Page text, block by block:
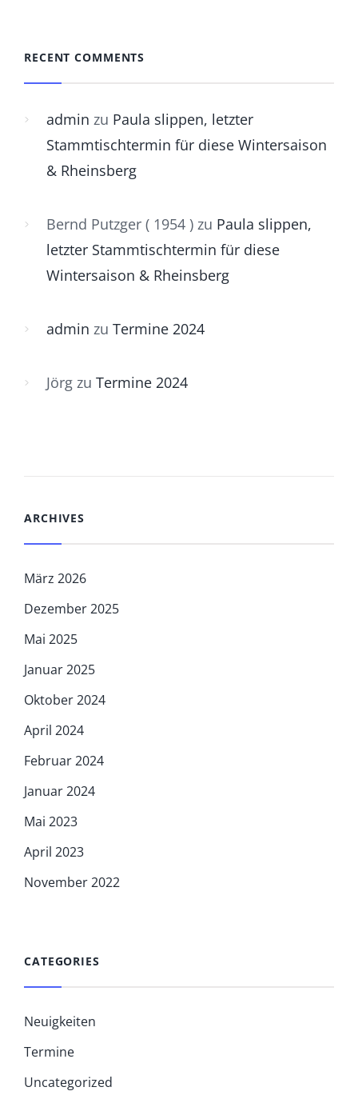
RECENT COMMENTS
admin zu Paula slippen, letzter
Stammtischtermin für diese Wintersaison
& Rheinsberg
Bernd Putzger ( 1954 ) zu Paula slippen,
letzter Stammtischtermin für diese
Wintersaison & Rheinsberg
admin zu Termine 2024
Jörg zu Termine 2024
ARCHIVES
März 2026
Dezember 2025
Mai 2025
Januar 2025
Oktober 2024
April 2024
Februar 2024
Januar 2024
Mai 2023
April 2023
November 2022
CATEGORIES
Neuigkeiten
Termine
Uncategorized